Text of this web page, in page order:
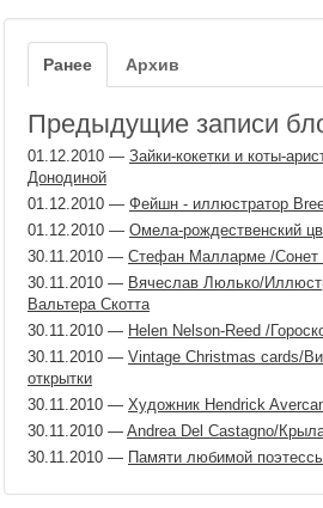
Ранее Архив
Предыдущие записи
01.12.2010 — Зайки-кокетки и коты-
Донодиной
01.12.2010 — Фейшн - иллюстратор
01.12.2010 — Омела-рождественский
30.11.2010 — Стефан Малларме /Сонет
30.11.2010 — Вячеслав Люлько/
Вальтера Скотта
30.11.2010 — Helen Nelson-Reed /
30.11.2010 — Vintage Christmas cards/
открытки
30.11.2010 — Художник Hendrick
30.11.2010 — Andrea Del Castagno/
30.11.2010 — Памяти любимой